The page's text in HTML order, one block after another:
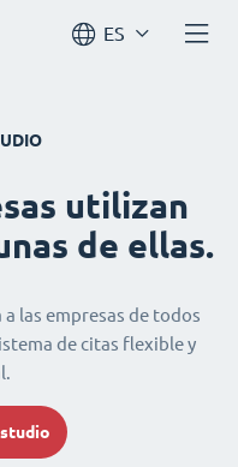
ES
utilizan
de ellas.
las empresas de todos
de citas flexible y